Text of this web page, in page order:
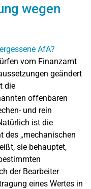
wegen
vom Finanzamt
geändert
die
offenbaren
und rein
ist die
des „mechanischen
sie behauptet,
der Bearbeiter
eines Wertes in